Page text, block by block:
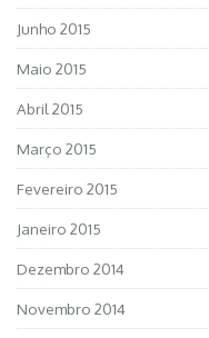
Junho 2015
Maio 2015
Abril 2015
Março 2015
Fevereiro 2015
Janeiro 2015
Dezembro 2014
Novembro 2014